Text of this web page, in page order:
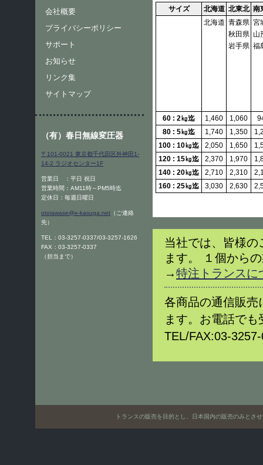
サイズ 北海道 北東北 南
北海道 青森県
秋田県
岩手県
宮
山
福
60 : 2㎏迄 1,460 1,060
80 : 5㎏迄
1,740 1,350
100 : 10㎏迄
2,050 1,650
120 : 15㎏迄
2,370 1,970
140 : 20㎏迄
2,710 2,310
160 : 25㎏迄
3,030 2,630
当社では、皆様
ます。 １個から
→特注トランスに
各商品の通信販売
ます。お電話で
TEL/FAX:03-
会社概要
プライバシーポリシー
サポート
お知らせ
リンク集
サイトマップ
（有）春日無線変圧器
〒101-0021 東京都千代田区外神田1-
14-2 ラジオセンター1F
営業日 ：平日 祝日
営業時間：AM11時～PM5時迄
定休日：毎週日曜日
otoiawase@e-kasuga.net （ご連絡
先）
TEL：03-3257-0337/03-3257-1626
FAX：03-3257-0337
（担当まで）
トランスの販売を目的とし、日本国内の販売のみと